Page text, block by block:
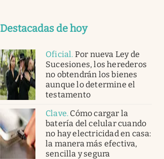
Destacadas de hoy
Oficial. Por nueva Ley de
Sucesiones, los herederos
no obtendrán los bienes
aunque lo determine el
testamento
Clave. Cómo cargar la
batería del celular cuando
no hay electricidad en casa:
la manera más efectiva,
sencilla y segura